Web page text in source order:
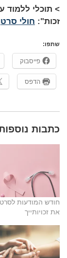
> תוכלי ללמוד
זכות": חולי
שתפו:
פייסבוק
הדפס
​כתבות
חודש המודעות
את זכויותייך